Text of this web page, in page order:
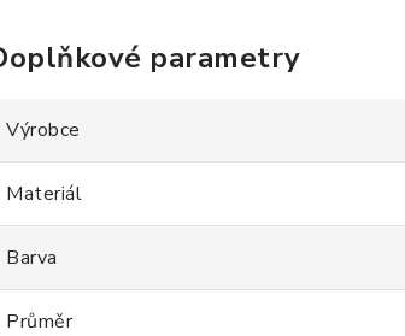
parametry
Výrobce
Materiál
Barva
Průměr